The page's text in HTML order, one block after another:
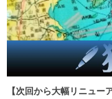
【次回から大幅リニュ